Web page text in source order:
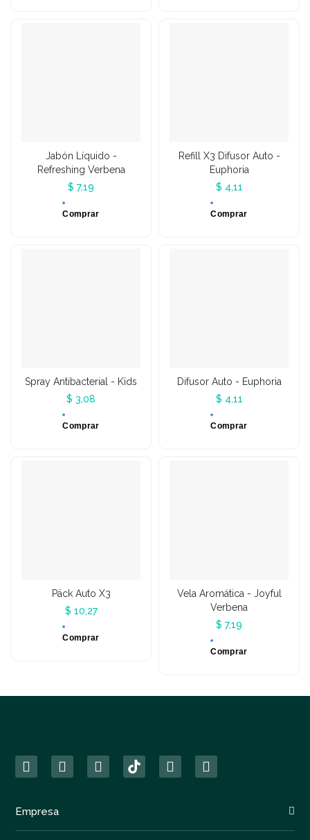
Jabón Líquido -
Refreshing Verbena
$ 7,19
Comprar
Refill X3 Difusor Auto -
Euphoria
$ 4,11
Comprar
Spray Antibacterial - Kïds
$ 3,08
Comprar
Difusor Auto - Euphoria
$ 4,11
Comprar
Päck Auto X3
$ 10,27
Comprar
Vela Aromática - Joyful
Verbena
$ 7,19
Comprar
Empresa